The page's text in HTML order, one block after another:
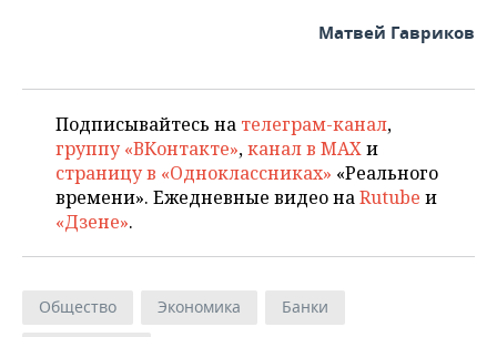
Матвей Гавриков
Подписывайтесь на телеграм-канал,
группу «ВКонтакте»,канал в MAXи
страницу в «Одноклассниках» «Реального
времени». Ежедневные видео наRutube и
«Дзене».
Общество Экономика
Банки